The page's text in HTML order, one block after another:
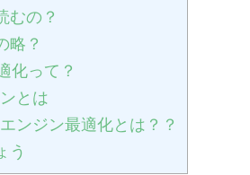
むの？
略？
化って？
とは
ンジン最適化とは？？
う